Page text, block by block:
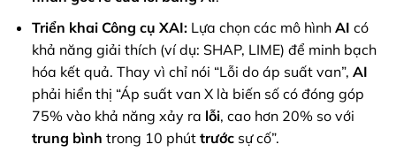
Triển khai Công cụ XAI:Lựa chọn các mô hình AI có
khả năng giải thích (ví dụ: SHAP, LIME) để minh bạch
hóa kết quả. Thay vì chỉ nói “Lỗi do áp suất van”, AI
phải hiển thị “Áp suất van X là biến số có đóng góp
75% vào khả năng xảy ra lỗi, cao hơn 20% so với
trung bình trong 10 phút trướcsự cố”.